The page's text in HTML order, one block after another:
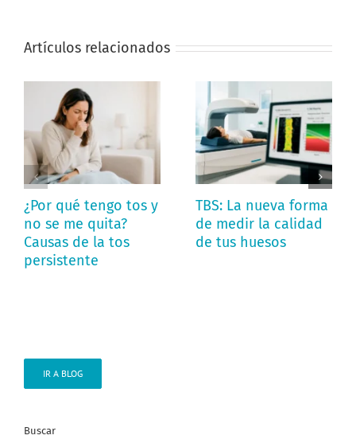
Artículos relacionados
¿Por qué tengo tos y
no se me quita?
Causas de la tos
persistente
TBS: La nueva forma
de medir la calidad
de tus huesos
IR A BLOG
Buscar